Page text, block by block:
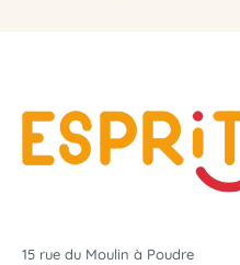
15 rue du Moulin à Poudre